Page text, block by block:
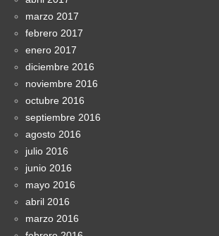
marzo 2017
febrero 2017
enero 2017
diciembre 2016
noviembre 2016
octubre 2016
septiembre 2016
agosto 2016
julio 2016
junio 2016
mayo 2016
abril 2016
marzo 2016